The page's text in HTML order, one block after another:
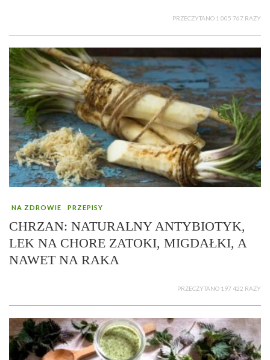
PRZECZYTANO 1 005 767 RAZY
NA ZDROWIE PRZEPISY
CHRZAN: NATURALNY ANTYBIOTYK,
LEK NA CHORE ZATOKI, MIGDAŁKI, A
NAWET NA RAKA
PRZECZYTANO 197 422 RAZY